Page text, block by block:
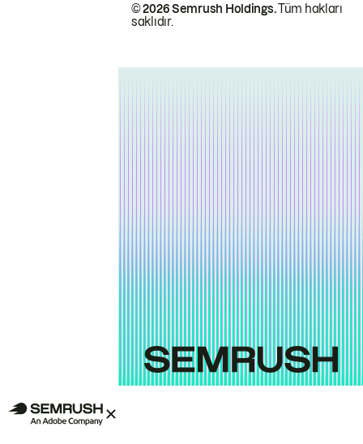
© 2026 Semrush Holdings.Tüm hakları
saklıdır.